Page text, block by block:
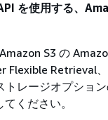
を使用する、
S3 の
Flexible Retrieval
レージオプショ
てください。